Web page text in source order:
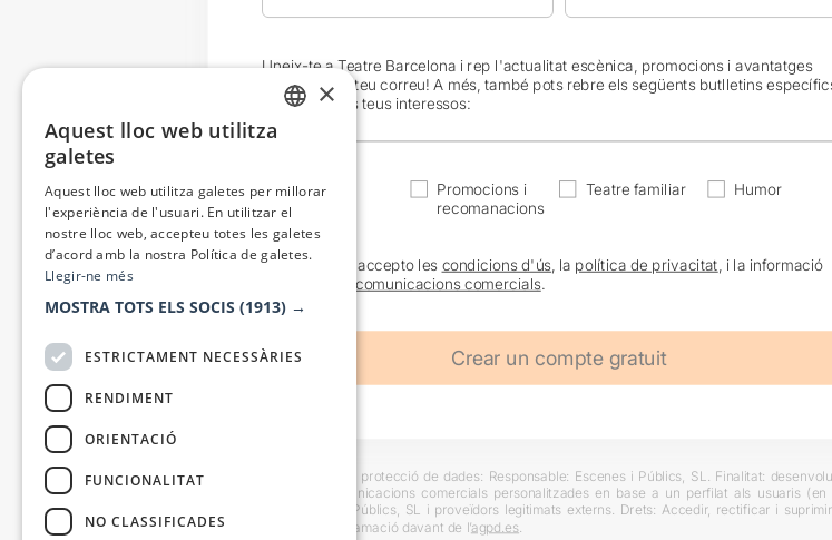
Uneix-te a Teatre Barcelona i rep l'actualitat escènica, promocions i avantatges
exclusives al teu correu! A més, també pots rebre els següents butlletins
en funció dels teus interessos:
Actualitat
Promocions i
recomanacions
Teatre familiar Humor
He llegit i accepto les condicions d'ús , la política de privacitat , i la informació
comunicacions comercials.
Informació bàsica sobre protecció de dades: Responsable: Escenes i Públics, SL. Finalitat:
usuaris i trametre comunicacions comercials personalitzades en base a un perfilat als usuaris
Destinataris: Escenes i Públics, SL i proveïdors legitimats externs. Drets: Accedir, rectificar i
També es pot instar reclamació davant de l’agpd.es
×
Aquest lloc web utilitza
galetes
Aquest lloc web utilitza galetes per millorar
l'experiència de l'usuari. En utilitzar el
nostre lloc web, accepteu totes les galetes
d’acord amb la nostra Política de galetes.
Llegir-ne més
MOSTRA TOTS ELS SOCIS (1913) →
ESTRICTAMENT NECESSÀRIES
RENDIMENT
ORIENTACIÓ
FUNCIONALITAT
NO CLASSIFICADES